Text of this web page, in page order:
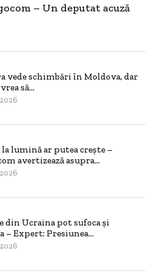
– Un deputat acuză
vede schimbări în Moldova, dar
să...
la lumină ar putea crește –
avertizează asupra...
din Ucraina pot sufoca și
– Expert: Presiunea...